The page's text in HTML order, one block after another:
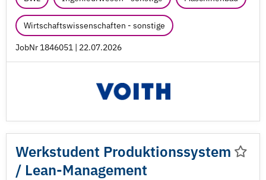
Wirtschaftswissenschaften - sonstige
JobNr 1846051 | 22.07.2026
Werkstudent Produktionssystem
/ Lean-Management